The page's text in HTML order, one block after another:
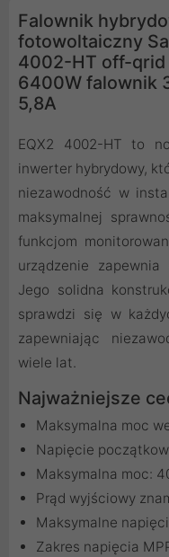
Falownik
fotowoltaiczny
4002-HT off-
6400W falownik
5,8A
EQX2 4002-HT to
inwerter hybrydowy,
niezawodność w
maksymalnej
funkcjom
urządzenie zapewnia
Jego solidna
sprawdzi się w
zapewniając
wiele lat.
Najważniejsze
Maksymalna moc
Napięcie
Maksymalna moc:
Prąd wyjściowy
Maksymalne
Zakres napięcia